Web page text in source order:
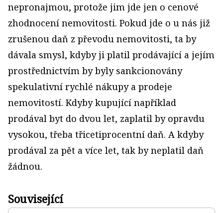
nepronajmou, protože jim jde jen o cenové
zhodnocení nemovitosti. Pokud jde o u nás již
zrušenou daň z převodu nemovitosti, ta by
dávala smysl, kdyby ji platil prodávající a jejím
prostřednictvím by byly sankcionovány
spekulativní rychlé nákupy a prodeje
nemovitostí. Kdyby kupující například
prodával byt do dvou let, zaplatil by opravdu
vysokou, třeba třicetiprocentní daň. A kdyby
prodával za pět a více let, tak by neplatil daň
žádnou.
Související